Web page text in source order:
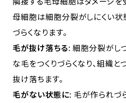
母細胞は細胞分裂がしにくい状
づらくなります。
毛が抜け落ちる: 細胞分裂がし
な毛をつくりづらくなり、組織
抜け落ちます。
毛がない状態に: 毛が作られづ